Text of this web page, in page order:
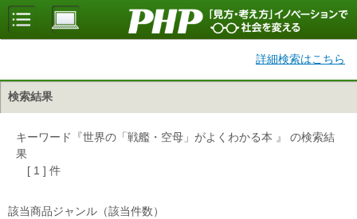
詳細検索はこちら
検索結果
キーワード『世界の「戦艦・空母」がよくわかる本 』 の検索結
果
[ 1 ] 件
該当商品ジャンル（該当件数）